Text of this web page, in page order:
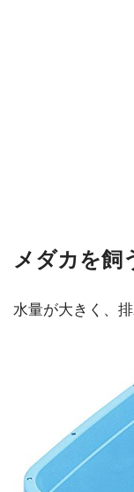
メダカを飼
水量が大きく、